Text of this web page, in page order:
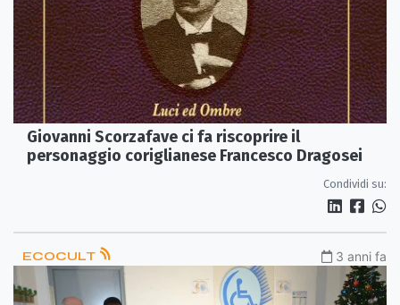
Giovanni Scorzafave ci fa riscoprire il
personaggio coriglianese Francesco Dragosei
Condividi su:
ECOCULT 3 anni fa